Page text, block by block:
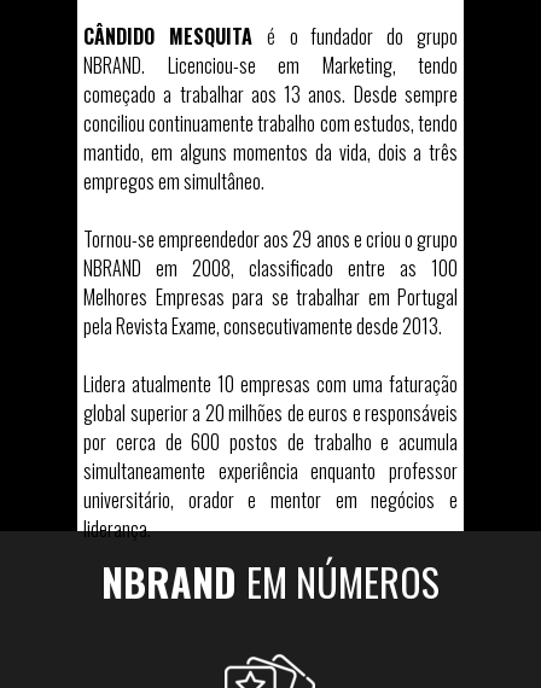
CÂNDIDO MESQUITA é o fundador do grupo
NBRAND. Licenciou-se em Marketing, tendo
começado a trabalhar aos 13 anos. Desde sempre
conciliou continuamente trabalho com estudos, tendo
mantido, em alguns momentos da vida, dois a três
empregos em simultâneo.
Tornou-se empreendedor aos 29 anos e criou o grupo
NBRAND em 2008, classificado entre as 100
Melhores Empresas para se trabalhar em Portugal
pela Revista Exame, consecutivamente desde 2013.
Lidera atualmente 10 empresas com uma faturação
global superior a 20 milhões de euros e responsáveis
por cerca de 600 postos de trabalho e acumula
simultaneamente experiência enquanto professor
universitário, orador e mentor em negócios e
liderança.
NBRAND EM NÚMEROS